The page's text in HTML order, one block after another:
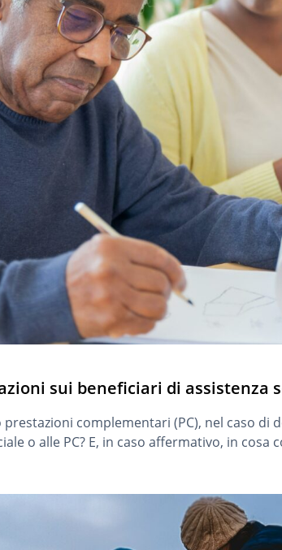
sui beneficiari di assistenza
complementari (PC), nel caso
o alle PC? E, in caso affermativo, in